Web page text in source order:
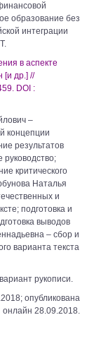
образование без
интеграции
в аспекте
[и др.] //
DOI :
–
концепции
результатов
критического
Наталья
и
подготовка и
выводов
– сбор и
варианта текста
рукописи.
опубликована
онлайн 28.09.2018.